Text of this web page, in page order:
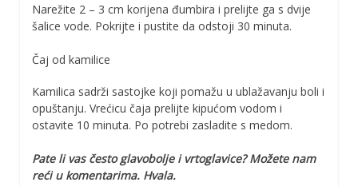
Narežite 2 – 3 cm korijena đumbira i prelijte ga s dvije
šalice vode. Pokrijte i pustite da odstoji 30 minuta.
Čaj od kamilice
Kamilica sadrži sastojke koji pomažu u ublažavanju boli i
opuštanju. Vrećicu čaja prelijte kipućom vodom i
ostavite 10 minuta. Po potrebi zasladite s medom.
Pate li vas često glavobolje i vrtoglavice? Možete nam
reći u komentarima. Hvala.